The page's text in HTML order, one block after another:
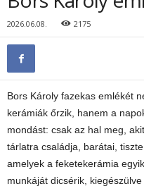
2026.06.08. 2175
Bors Károly fazekas emlékét
kerámiák őrzik, hanem a
mondást: csak az hal meg,
tárlatra családja, barátai,
amelyek a feketekerámia
munkáját dicsérik,